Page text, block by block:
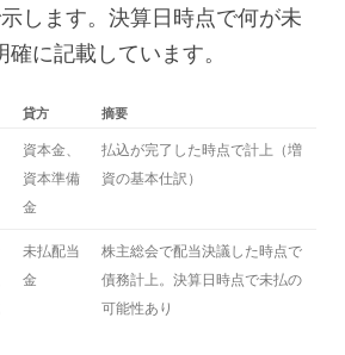
示します。決算日時点で何が未
に記載しています。
貸方 摘要
資本金、
資本準備
金
払込が完了した時点で計上（増
資の基本仕訳）
未払配当
金
株主総会で配当決議した時点で
債務計上。決算日時点で未払の
可能性あり